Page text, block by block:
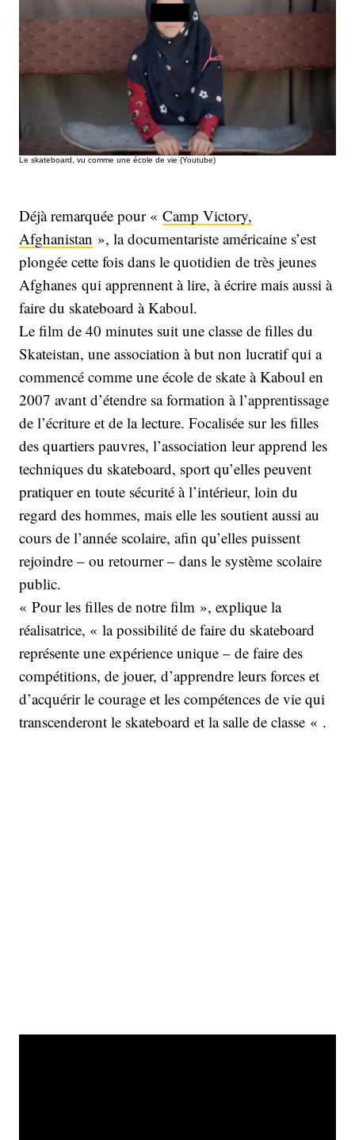
Le skateboard, vu comme une école de vie (Youtube)
Déjà remarquée pour « Camp Victory,
Afghanistan », la documentariste américaine s’est
plongée cette fois dans le quotidien de très jeunes
Afghanes qui apprennent à lire, à écrire mais aussi à
faire du skateboard à Kaboul.
Le film de 40 minutes suit une classe de filles du
Skateistan, une association à but non lucratif qui a
commencé comme une école de skate à Kaboul en
2007 avant d’étendre sa formation à l’apprentissage
de l’écriture et de la lecture. Focalisée sur les filles
des quartiers pauvres, l’association leur apprend les
techniques du skateboard, sport qu’elles peuvent
pratiquer en toute sécurité à l’intérieur, loin du
regard des hommes, mais elle les soutient aussi au
cours de l’année scolaire, afin qu’elles puissent
rejoindre – ou retourner – dans le système scolaire
public.
« Pour les filles de notre film », explique la
réalisatrice, « la possibilité de faire du skateboard
représente une expérience unique – de faire des
compétitions, de jouer, d’apprendre leurs forces et
d’acquérir le courage et les compétences de vie qui
transcenderont le skateboard et la salle de classe « .